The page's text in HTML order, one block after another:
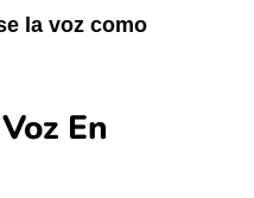
la voz como
En